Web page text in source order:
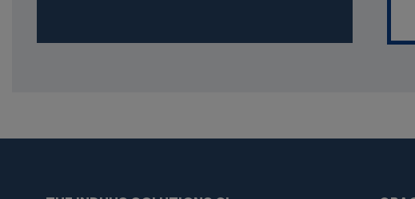
"review": { "@type": "Review", "author": { "@type": "Person", "name":